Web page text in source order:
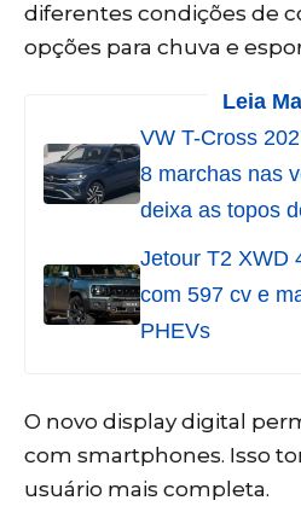
diferentes condições de
opções para chuva e
Leia
VW T-Cross
8 marchas nas
deixa as topos
Jetour T2 XWD
com 597 cv e
PHEVs
O novo display digital
com smartphones. Isso
usuário mais completa.